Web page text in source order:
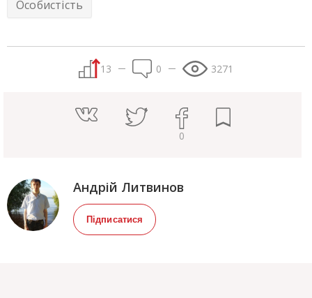
Особистість
13 0 3271
0
Андрій Литвинов
Підписатися